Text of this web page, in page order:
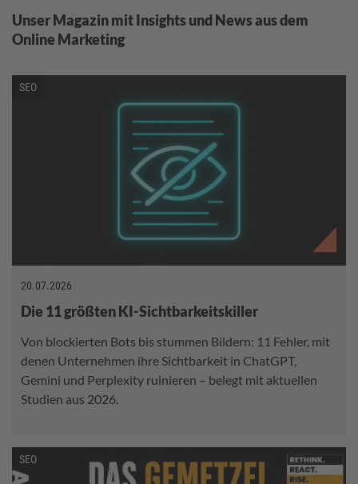
Unser Magazin mit Insights und News aus dem
Online Marketing
SEO
20.07.2026
Die 11 größten KI-Sichtbarkeitskiller
Von blockierten Bots bis stummen Bildern: 11 Fehler, mit
denen Unternehmen ihre Sichtbarkeit in ChatGPT,
Gemini und Perplexity ruinieren – belegt mit aktuellen
Studien aus 2026.
SEO